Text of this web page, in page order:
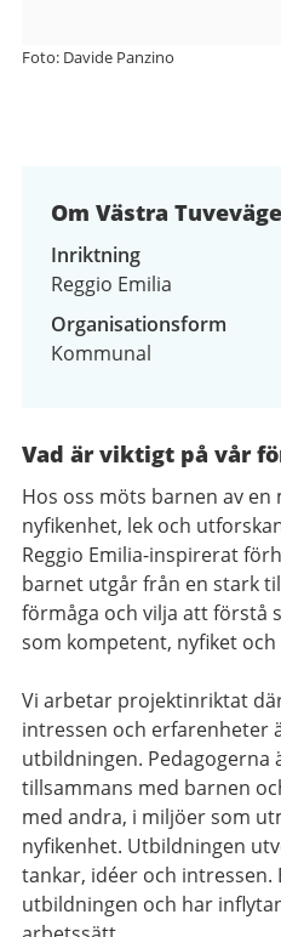
Foto: Davide Panzino
Om Västra
Inriktning
Reggio Emilia
Organisationsform
Kommunal
Vad är viktigt på vår
Hos oss möts barnen av
nyfikenhet, lek och
Reggio Emilia-inspirerat
barnet utgår från en stark
förmåga och vilja att förstå
som kompetent, nyfiket
Vi arbetar projektinriktat
intressen och erfarenheter
utbildningen. Pedagogerna
tillsammans med barnen
med andra, i miljöer som
nyfikenhet. Utbildningen
tankar, idéer och intressen.
utbildningen och har